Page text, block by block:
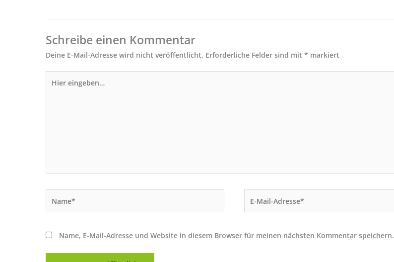
Schreibe einen Kommentar
Deine E-Mail-Adresse wird nicht veröffentlicht. Erforderliche Felder sind mit * markiert
eingeben…
Mail-
Name, E-Mail-Adresse und Website in diesem Browser für meinen nächsten Kommentar speichern.